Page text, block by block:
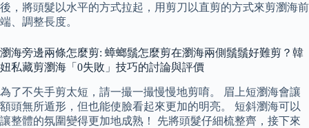
後，將頭髮以水平的方式拉起，用剪刀以直剪的方式來剪瀏海前
端、調整長度。
瀏海旁邊兩條怎麼剪: 蟑螂鬚怎麼剪在瀏海兩側鬚鬚好難剪？韓
妞私藏剪瀏海「0失敗」技巧的討論與評價
為了不失手剪太短，請一撮一撮慢慢地剪唷。 眉上短瀏海會讓
額頭無所遁形，但也能使臉看起來更加的明亮。 短斜瀏海可以
讓整體的氛圍變得更加地成熟！ 先將頭髮仔細梳整齊，接下來